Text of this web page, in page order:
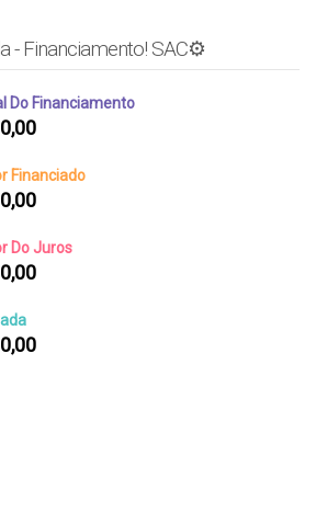
- Financiamento! SAC⚙️
Do Financiamento
0,00
Financiado
0,00
Do Juros
0,00
0,00